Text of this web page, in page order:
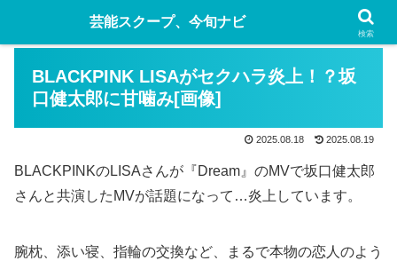
BLACKPINK LISAがセクハラ炎上！？坂
口健太郎に甘噛み[画像]
2025.08.18 2025.08.19
BLACKPINKのLISAさんが『Dream』のMVで坂口健太郎
さんと共演したMVが話題になって…炎上しています。
腕枕、添い寝、指輪の交換など、まるで本物の恋人のよう
芸能スクープ、今旬ナビ
検索